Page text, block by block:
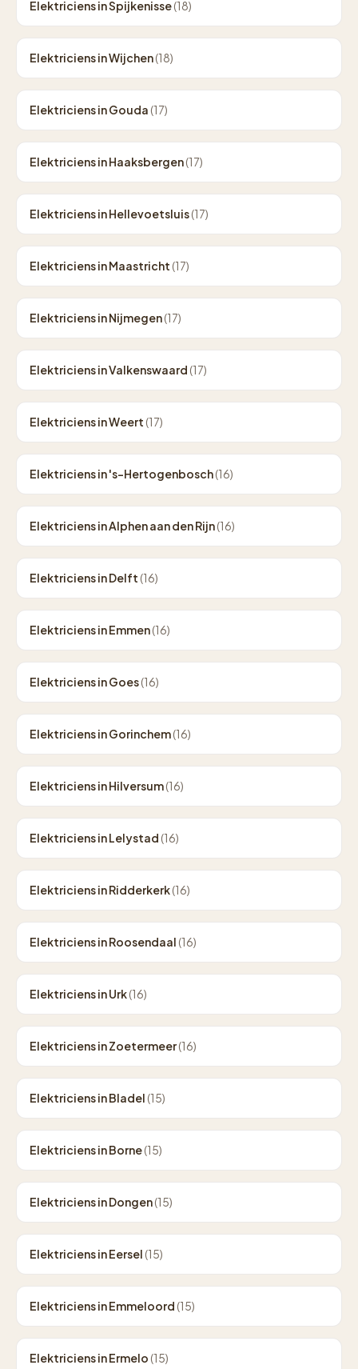
Elektriciens in Spijkenisse(18)
Elektriciens in Wijchen(18)
Elektriciens in Gouda (17)
Elektriciens in Haaksbergen(17)
Elektriciens in Hellevoetsluis(17)
Elektriciens in Maastricht (17)
Elektriciens in Nijmegen(17)
Elektriciens in Valkenswaard (17)
Elektriciens in Weert (17)
Elektriciens in 's-Hertogenbosch(16)
Elektriciens in Alphen aan den Rijn(16)
Elektriciens in Delft (16)
Elektriciens in Emmen(16)
Elektriciens in Goes(16)
Elektriciens in Gorinchem(16)
Elektriciens in Hilversum(16)
Elektriciens in Lelystad (16)
Elektriciens in Ridderkerk(16)
Elektriciens in Roosendaal (16)
Elektriciens in Urk(16)
Elektriciens in Zoetermeer(16)
Elektriciens in Bladel (15)
Elektriciens in Borne(15)
Elektriciens in Dongen(15)
Elektriciens in Eersel (15)
Elektriciens in Emmeloord (15)
Elektriciens in Ermelo (15)